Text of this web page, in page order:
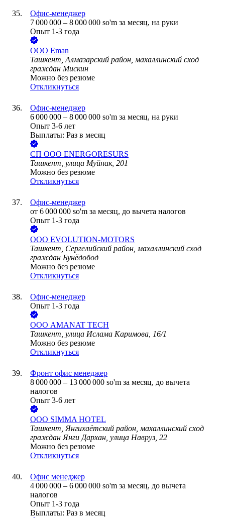
Офис-менеджер
7 000 000 – 8 000 000 so'm за месяц, на руки
Опыт 1-3 года
ООО Eman
Ташкент, Алмазарский район, махаллинский сход
граждан Мискин
Можно без резюме
Откликнуться
Офис-менеджер
6 000 000 – 8 000 000 so'm за месяц, на руки
Опыт 3-6 лет
Выплаты: Раз в месяц
СП ООО ENERGORESURS
Ташкент, улица Муйнак, 201
Можно без резюме
Откликнуться
Офис-менеджер
от 6 000 000 so'm за месяц, до вычета налогов
Опыт 1-3 года
ООО EVOLUTION-MOTORS
Ташкент, Сергелийский район, махаллинский сход
граждан Бунёдобод
Можно без резюме
Откликнуться
Офис-менеджер
Опыт 1-3 года
ООО AMANAT TECH
Ташкент, улица Ислама Каримова, 16/1
Можно без резюме
Откликнуться
Фронт офис менеджер
8 000 000 – 13 000 000 so'm за месяц, до вычета
налогов
Опыт 3-6 лет
ООО SIMMA HOTEL
Ташкент, Янгихаётский район, махаллинский сход
граждан Янги Дархан, улица Навруз, 22
Можно без резюме
Откликнуться
Офис менеджер
4 000 000 – 6 000 000 so'm за месяц, до вычета
налогов
Опыт 1-3 года
Выплаты: Раз в месяц